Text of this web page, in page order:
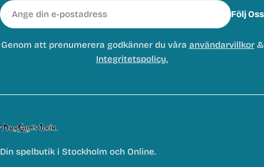
E-
post
Följ Oss
Genom att prenumerera godkänner du våra användarvillkor&
Integritetspolicy.
Din spelbutik i Stockholm och Online.